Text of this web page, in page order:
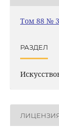
Том 88 №
РАЗДЕЛ